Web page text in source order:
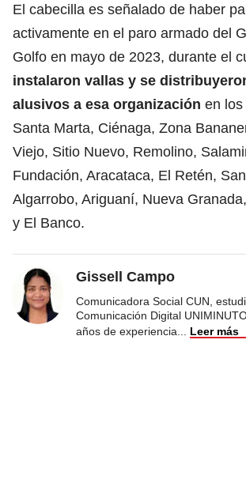
El cabecilla es señalado de haber
activamente en el paro armado del
Golfo en mayo de 2023, durante el
instalaron vallas y se
alusivos a esa organización en
Santa Marta, Ciénaga, Zona
Viejo, Sitio Nuevo, Remolino,
Fundación, Aracataca, El Retén,
Algarrobo, Ariguaní, Nueva
y El Banco.
Gissell Campo
Comunicadora Social CUN,
Comunicación Digital
años de experiencia
Leer más